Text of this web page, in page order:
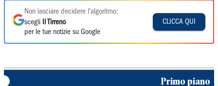
Non lasciare decidere l'algoritmo:
scegli
Il Tirreno
per le tue notizie su Google
CLICCA QUI
Primo piano